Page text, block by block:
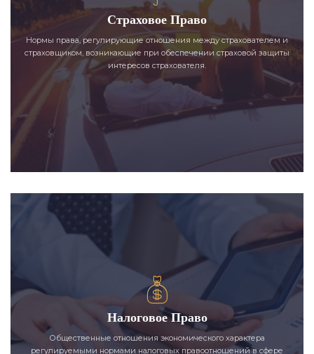
Страховое Право
Нормы права, регулирующие отношения между страхователем и
страховщиком, возникающие при обеспечении страховой защиты
интересов страхователя.
Налоговое Право
Общественные отношения экономического характера
регулируемыми нормами налоговых правоотношений в сфере